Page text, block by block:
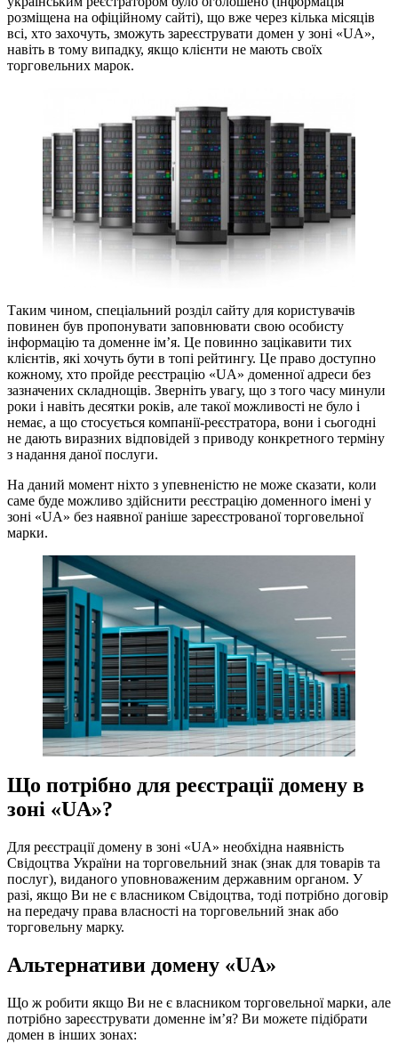
розміщена на офіційному сайті), що вже через кілька місяців
всі, хто захочуть, зможуть зареєструвати домен у зоні «UA»,
навіть в тому випадку, якщо клієнти не мають своїх
торговельних марок.
Таким чином, спеціальний розділ сайту для користувачів
повинен був пропонувати заповнювати свою особисту
інформацію та доменне ім’я. Це повинно зацікавити тих
клієнтів, які хочуть бути в топі рейтингу. Це право доступно
кожному, хто пройде реєстрацію «UA» доменної адреси без
зазначених складнощів. Зверніть увагу, що з того часу минули
роки і навіть десятки років, але такої можливості не було і
немає, а що стосується компанії-реєстратора, вони і сьогодні
не дають виразних відповідей з приводу конкретного терміну
з надання даної послуги.
На даний момент ніхто з упевненістю не може сказати, коли
саме буде можливо здійснити реєстрацію доменного імені у
зоні «UA» без наявної раніше зареєстрованої торговельної
марки.
Що потрібно для реєстрації домену в
зоні «UA»?
Для реєстрації домену в зоні «UA» необхідна наявність
Свідоцтва України на торговельний знак (знак для товарів та
послуг), виданого уповноваженим державним органом. У
разі, якщо Ви не є власником Свідоцтва, тоді потрібно договір
на передачу права власності на торговельний знак або
торговельну марку.
Альтернативи домену «UA»
Що ж робити якщо Ви не є власником торговельної марки, але
потрібно зареєструвати доменне ім’я? Ви можете підібрати
домен в інших зонах: